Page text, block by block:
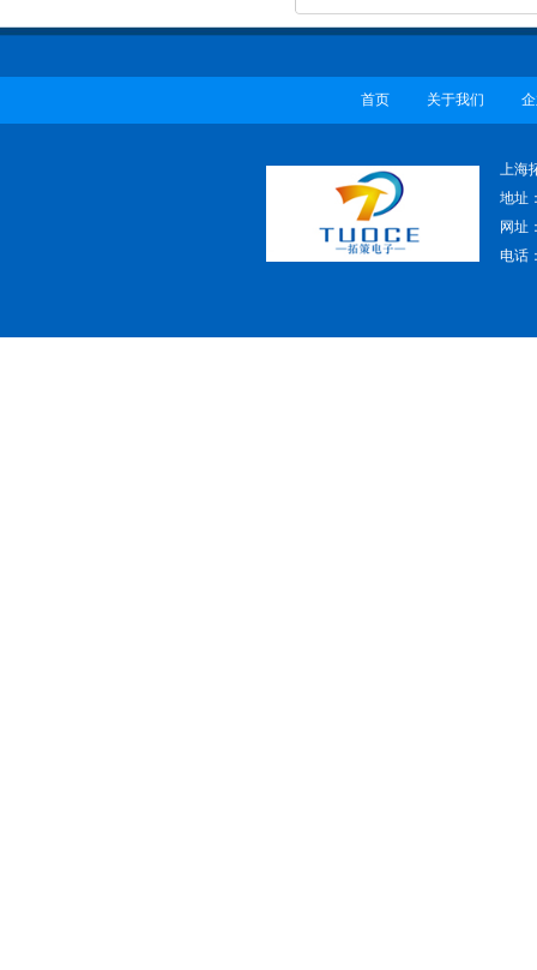
首页 关于我们
上海
地址
网址
电话